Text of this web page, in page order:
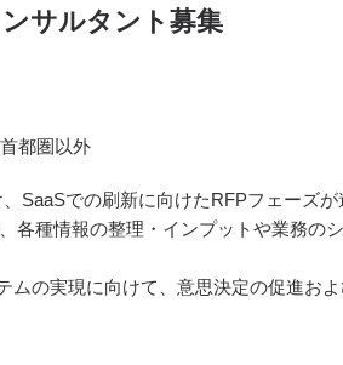
サルタント募集
首都圏以外
SaaSでの刷新に向けたRFPフェーズが
各種情報の整理・インプットや業務の
ムの実現に向けて、意思決定の促進お